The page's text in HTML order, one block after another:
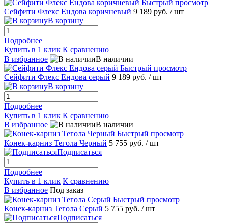
Быстрый просмотр
Сейфити Флекс Ендова коричневый 9 189 руб. / шт
В корзину
Подробнее
Купить в 1 клик К сравнению
В избранное
В наличии
Быстрый просмотр
Сейфити Флекс Ендова серый 9 189 руб. / шт
В корзину
Подробнее
Купить в 1 клик К сравнению
В избранное
В наличии
Быстрый просмотр
Конек-карниз Тегола Черный 5 755 руб. / шт
Подписаться
Подробнее
Купить в 1 клик К сравнению
В избранное Под заказ
Быстрый просмотр
Конек-карниз Тегола Серый 5 755 руб. / шт
Подписаться